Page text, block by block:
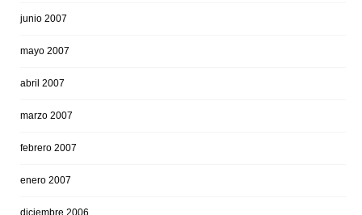
junio 2007
mayo 2007
abril 2007
marzo 2007
febrero 2007
enero 2007